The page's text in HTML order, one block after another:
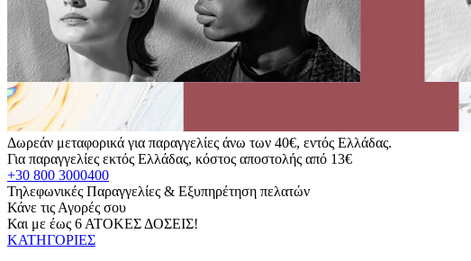
Δωρεάν μεταφορικά για παραγγελίες άνω των 40€, εντός Ελλάδας.
Για παραγγελίες εκτός Ελλάδας, κόστος αποστολής από 13€
+30 800 3000400
Τηλεφωνικές Παραγγελίες & Εξυπηρέτηση πελατών
Κάνε τις Αγορές σου
Και με έως 6 ΑΤΟΚΕΣ ΔΟΣΕΙΣ!
ΚΑΤΗΓΟΡΙΕΣ